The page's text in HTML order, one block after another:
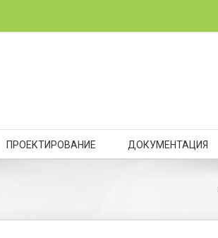
ПРОЕКТИРОВАНИЕ ДОКУМЕНТАЦИЯ